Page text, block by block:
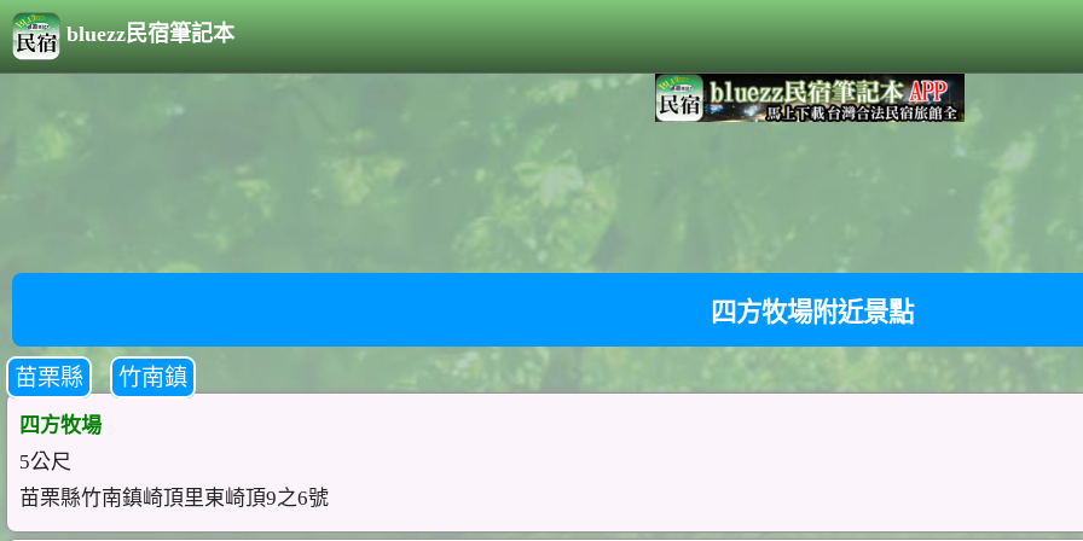
bluezz民宿筆記本
四方牧場附近景點
苗栗縣 竹南鎮
四方牧場
5公尺
苗栗縣竹南鎮崎頂里東崎頂9之6號